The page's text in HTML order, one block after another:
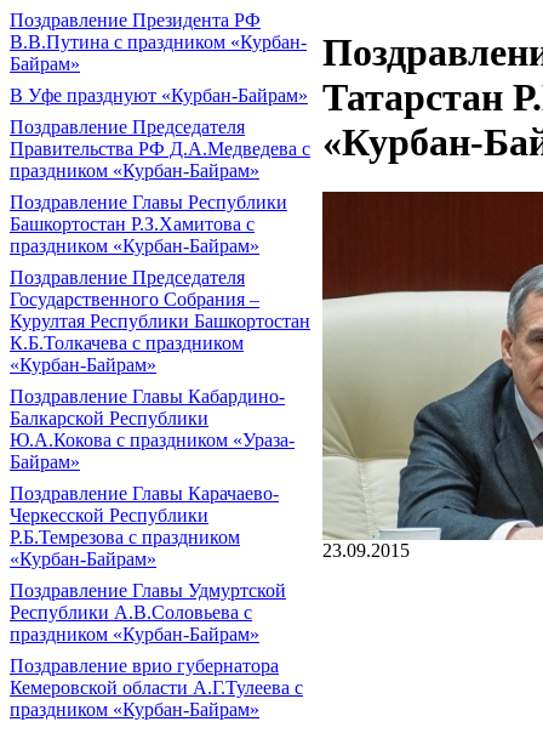
Поздравление Президента РФ
В.В.Путина с праздником «Курбан-
Байрам»
В Уфе празднуют «Курбан-Байрам»
Поздравление Председателя
Правительства РФ Д.А.Медведева с
праздником «Курбан-Байрам»
Поздравление Главы Республики
Башкортостан Р.З.Хамитова с
праздником «Курбан-Байрам»
Поздравление Председателя
Государственного Собрания –
Курултая Республики Башкортостан
К.Б.Толкачева с праздником
«Курбан-Байрам»
Поздравление Главы Кабардино-
Балкарской Республики
Ю.А.Кокова с праздником «Ураза-
Байрам»
Поздравление Главы Карачаево-
Черкесской Республики
Р.Б.Темрезова с праздником
«Курбан-Байрам»
Поздравление Главы Удмуртской
Республики А.В.Соловьева с
праздником «Курбан-Байрам»
Поздравление врио губернатора
Кемеровской области А.Г.Тулеева с
праздником «Курбан-Байрам»
Татарстан
«Курбан-
23.09.2015